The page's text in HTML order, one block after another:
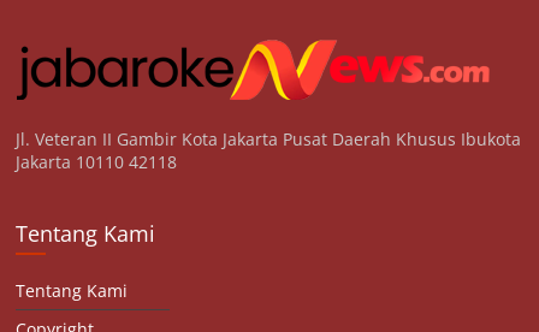
Jl. Veteran II Gambir Kota Jakarta Pusat Daerah Khusus Ibukota
Jakarta 10110 42118
Tentang Kami
Tentang Kami